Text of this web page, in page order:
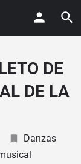
DE
DE LA
Danzas